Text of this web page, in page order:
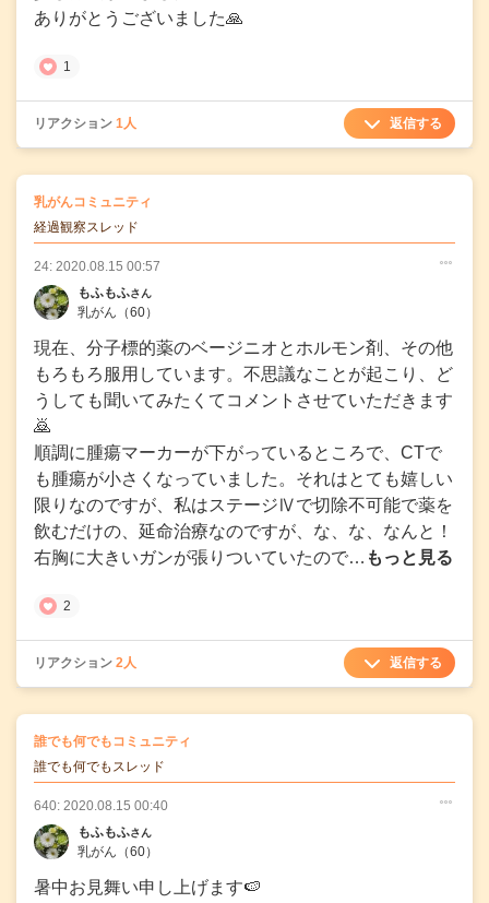
ありがとうございました🙏
1
リアクション 1人 返信する
乳がんコミュニティ
経過観察スレッド
○ ○ ○
24: 2020.08.15 00:57
もふもふさん
乳がん （60）
現在、分子標的薬のベージニオとホルモン剤、その他
もろもろ服用しています。不思議なことが起こり、ど
うしても聞いてみたくてコメントさせていただきます
🙇
順調に腫瘍マーカーが下がっているところで、CTで
も腫瘍が小さくなっていました。それはとても嬉しい
限りなのですが、私はステージⅣで切除不可能で薬を
飲むだけの、延命治療なのですが、な、な、なんと！
右胸に大きいガンが張りついていたので… もっと見る
2
リアクション 2人 返信する
誰でも何でもコミュニティ
誰でも何でもスレッド
○ ○ ○
640: 2020.08.15 00:40
もふもふさん
乳がん （60）
暑中お見舞い申し上げます🍉